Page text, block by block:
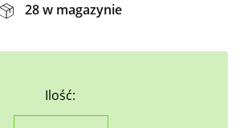
28 w magazynie
Ilość: